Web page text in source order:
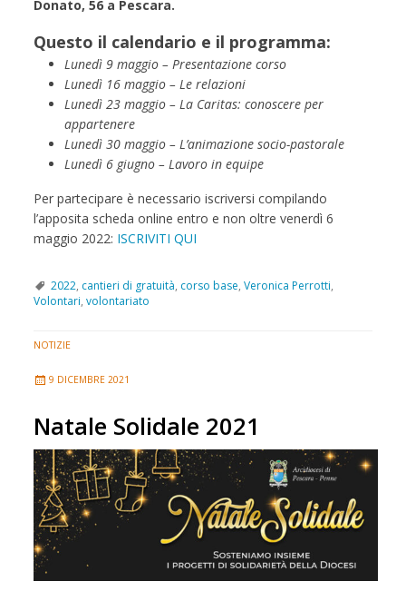
Donato, 56 a Pescara.
Questo il calendario e il programma:
Lunedì 9 maggio – Presentazione corso
Lunedì 16 maggio – Le relazioni
Lunedì 23 maggio – La Caritas: conoscere per
appartenere
Lunedì 30 maggio – L’animazione socio-pastorale
Lunedì 6 giugno – Lavoro in equipe
Per partecipare è necessario iscriversi compilando
l’apposita scheda online entro e non oltre venerdì 6
maggio 2022: ISCRIVITI QUI
2022, cantieri di gratuità, corso base,Veronica Perrotti,
Volontari,volontariato
NOTIZIE
9 DICEMBRE 2021
Natale Solidale 2021